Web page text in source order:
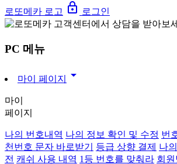
로또메카 로고 lock_outline 로그인
PC 메뉴
마이 페이지 arrow_drop_down
마이
페이지
나의 번호내역 나의 정보 확인 및 수정 번
천번호 문자 바로받기
등급 상향 결제 나
전 캐쉬 사용 내역 1등 번호를 맞춰라 회원